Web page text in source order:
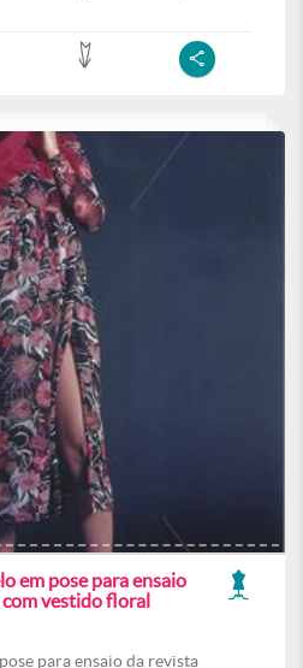
em pose para ensaio
vestido floral
para ensaio da revista